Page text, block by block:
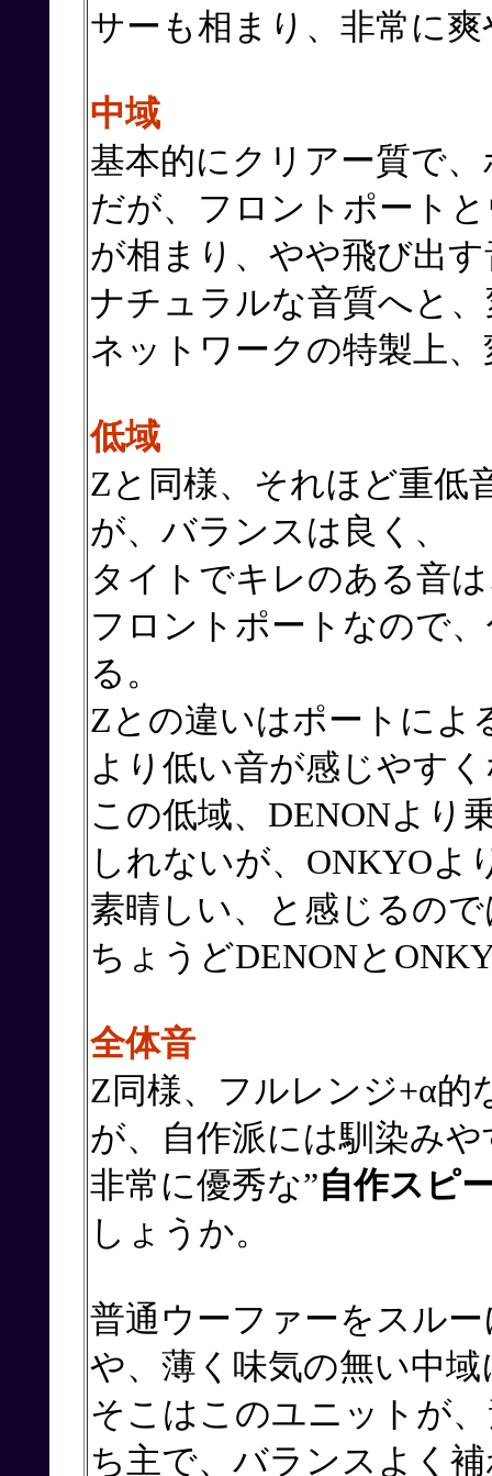
サーも相まり、非常に
中域
基本的にクリアー質で
だが、フロントポート
が相まり、やや飛び出
ナチュラルな音質へと
ネットワークの特製上
低域
Zと同様、それほど重低
が、バランスは良く、
タイトでキレのある音
フロントポートなので
る。
Zとの違いはポートによ
より低い音が感じやす
この低域、DENONより
しれないが、ONKYOよ
素晴しい、と感じるの
ちょうどDENONと
全体音
Z同様、フルレンジ+α的
が、自作派には馴染み
非常に優秀な”自作スピ
しょうか。
普通ウーファーをスル
や、薄く味気の無い中
そこはこのユニットが
ち主で、バランスよく